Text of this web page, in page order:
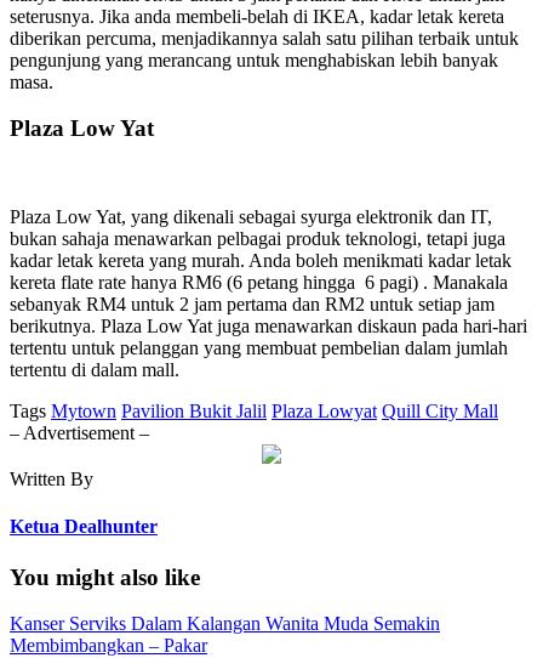
seterusnya. Jika anda membeli-belah di IKEA, kadar letak kereta
diberikan percuma, menjadikannya salah satu pilihan terbaik untuk
pengunjung yang merancang untuk menghabiskan lebih banyak
masa.
Plaza Low Yat
Plaza Low Yat, yang dikenali sebagai syurga elektronik dan IT,
bukan sahaja menawarkan pelbagai produk teknologi, tetapi juga
kadar letak kereta yang murah. Anda boleh menikmati kadar letak
kereta flate rate hanya RM6 (6 petang hingga 6 pagi) . Manakala
sebanyak RM4 untuk 2 jam pertama dan RM2 untuk setiap jam
berikutnya. Plaza Low Yat juga menawarkan diskaun pada hari-hari
tertentu untuk pelanggan yang membuat pembelian dalam jumlah
tertentu di dalam mall.
Tags Mytown Pavilion Bukit Jalil Plaza Lowyat Quill City Mall
– Advertisement –
Written By
Ketua Dealhunter
You might also like
Kanser Serviks Dalam Kalangan Wanita Muda Semakin
Membimbangkan – Pakar